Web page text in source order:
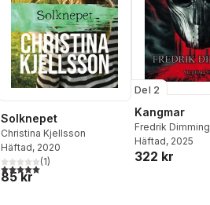
Solknepet
Christina Kjellsson
Häftad, 2020
5,0utav 5 stjärnor. Totalt antal röster:
(1)
85 kr
Del 2
Kangmar
Fredrik Dimming
Häftad, 2025
322 kr